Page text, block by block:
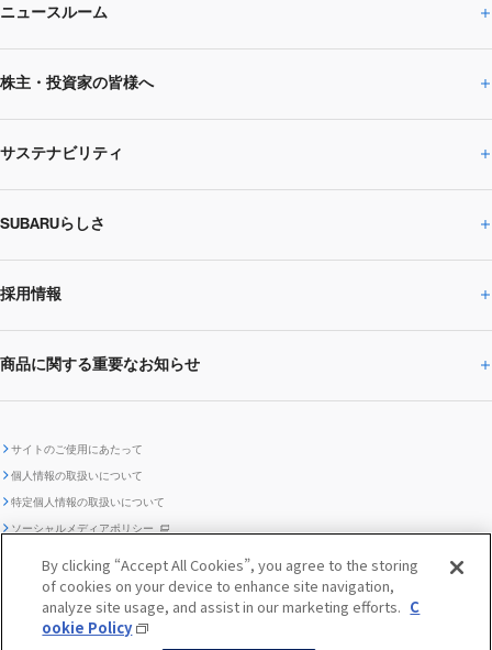
企業情報トップ
SUBARUのありたい姿
SUBARU 2025方針
事業所・関係会社
ニュースルーム
ニュースルームトップ
ニュースリリース
閉じる
株主・投資家の皆様へ
株主・投資家の皆様へトップ
企業・経営
IRライブラリー
株主・投資家サポート
IRカレンダー
ディスクロージャー
ポリシー
サステナビリティ
サステナビリティトップ
CEOサステナビリティ
環境
ガバナンス
編集方針 レポートライブラリー
SUBARUらしさ
SUBARUらしさトップ
SUBARUびと
SUBARUデザイン
「SUBARUらしさ」を
際立たせる技術
2.環境技術
『魔改造の夜』特設サイト
採用情報
採用情報トップ
販売会社グループ採用 期間従業員採用
商品に関する重要なお知らせ
SUBARU ハイブリッド車 レスキュ
ー時の取扱い
自動車リサイクル リコール情報
サイトのご使用にあたって
個人情報の取扱いについて
特定個人情報の取扱いについて
ソーシャルメディアポリシー
クッキーポリシー
メディア
By clicking “Accept All Cookies”, you agree to the storing
of cookies on your device to enhance site navigation,
analyze site usage, and assist in our marketing efforts. C
ookie Policy